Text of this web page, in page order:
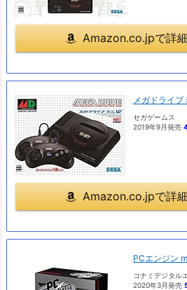
Amazon.co.jpで詳
メガドライブ
セガゲームス
2019年9月発売
Amazon.co.jpで詳
PCエンジン
コナミデジタル
2020年3月発売